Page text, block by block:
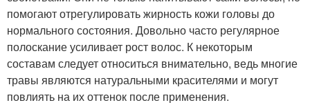
помогают отрегулировать жирность кожи головы до
нормального состояния. Довольно часто регулярное
полоскание усиливает рост волос. К некоторым
составам следует относиться внимательно, ведь многие
травы являются натуральными красителями и могут
повлиять на их оттенок после применения.